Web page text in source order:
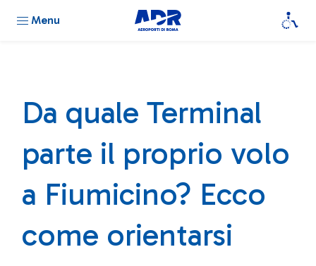
Menu
Da quale Terminal
parte il proprio volo
a Fiumicino? Ecco
come orientarsi